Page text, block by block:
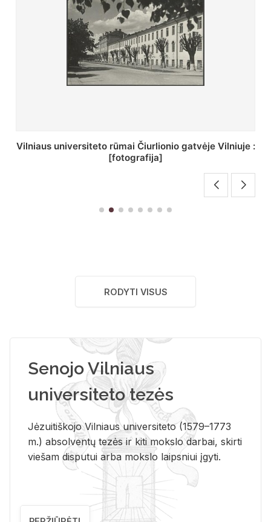
St. Batoro universiteto J. Pilsudskio kolegija :
[fotografija]
RODYTI VISUS
Senojo Vilniaus
universiteto tezės
Jėzuitiškojo Vilniaus universiteto (1579–1773
m.) absolventų tezės ir kiti mokslo darbai, skirti
viešam disputui arba mokslo laipsniui įgyti.